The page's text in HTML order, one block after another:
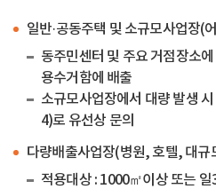
일반·공동주택 및 소규모사업장(
동주민센터 및 주요 거점장소
용수거함에 배출
소규모사업장에서 대량 발생
4)로 유선상 문의
다량배출사업장(병원, 호텔, 대규
적용대상 : 1000㎡이상 또는